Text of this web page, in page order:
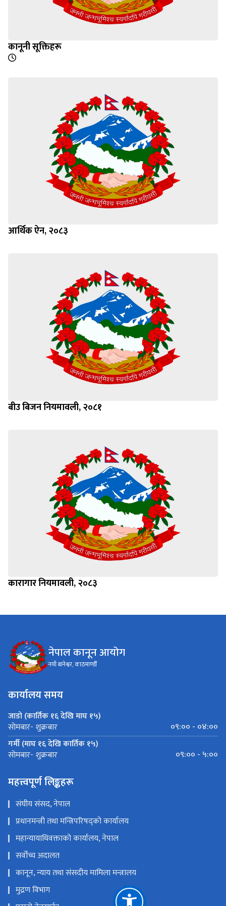
कानूनी सूक्तिहरू
आर्थिक ऐन, २०८३
बीउ बिजन नियमावली, २०८१
कारागार नियमावली, २०८३
नेपाल कानून आयोग
नयाँ बानेश्वर, काठमाण्डौँ
कार्यालय समय
जाडो (कार्तिक १६ देखि माघ १५)
सोमबार- शुक्रबार
०९:०० - ०४:००
गर्मी (माघ १६ देखि कार्तिक १५)
सोमबार- शुक्रबार ०९:०० - ५:००
महत्त्वपूर्ण लिङ्कहरू
संघीय संसद, नेपाल
प्रधानमन्त्री तथा मन्त्रिपरिषद्को कार्यालय
महान्यायाधिवक्ताको कार्यालय, नेपाल
सर्वोच्च अदालत
कानून, न्याय तथा संसदीय मामिला मन्त्रालय
मुद्रण विभाग